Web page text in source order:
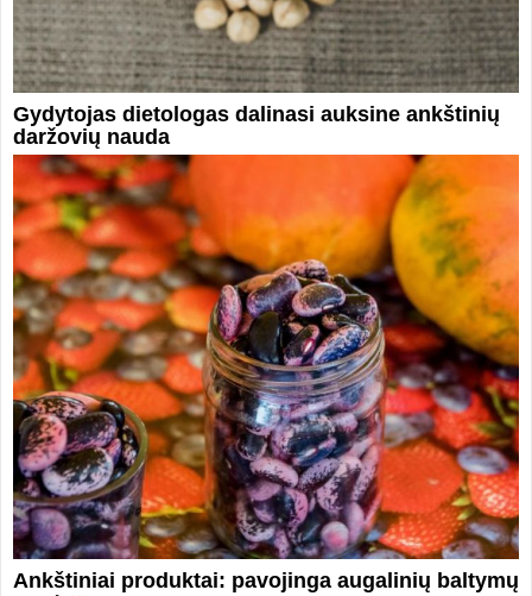
Gydytojas dietologas dalinasi auksine ankštinių
daržovių nauda
Ankštiniai produktai: pavojinga augalinių baltymų